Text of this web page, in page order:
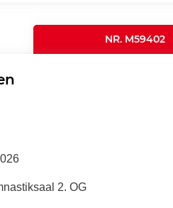
NR. M59402
2. OG